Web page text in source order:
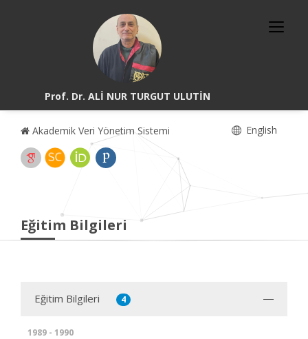
Prof. Dr. ALİ NUR TURGUT ULUTİN
Akademik Veri Yönetim Sistemi English
Eğitim Bilgileri
Eğitim Bilgileri 4
1989 - 1990